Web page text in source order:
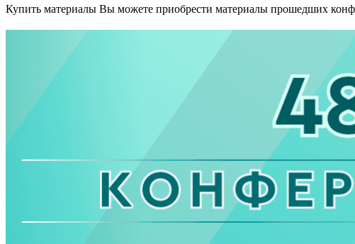
Купить материалы Вы можете приобрести материалы прошедших